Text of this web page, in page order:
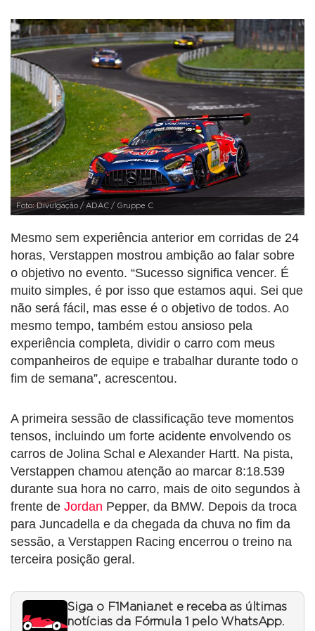
Foto: Divulgação / ADAC / Gruppe C
Mesmo sem experiência anterior em corridas de 24
horas, Verstappen mostrou ambição ao falar sobre
o objetivo no evento. “Sucesso significa vencer. É
muito simples, é por isso que estamos aqui. Sei que
não será fácil, mas esse é o objetivo de todos. Ao
mesmo tempo, também estou ansioso pela
experiência completa, dividir o carro com meus
companheiros de equipe e trabalhar durante todo o
fim de semana”, acrescentou.
A primeira sessão de classificação teve momentos
tensos, incluindo um forte acidente envolvendo os
carros de Jolina Schal e Alexander Hartt. Na pista,
Verstappen chamou atenção ao marcar 8:18.539
durante sua hora no carro, mais de oito segundos à
frente de Jordan Pepper, da BMW. Depois da troca
para Juncadella e da chegada da chuva no fim da
sessão, a Verstappen Racing encerrou o treino na
terceira posição geral.
Siga o F1Mania.net e receba as últimas
notícias da Fórmula 1 pelo WhatsApp.